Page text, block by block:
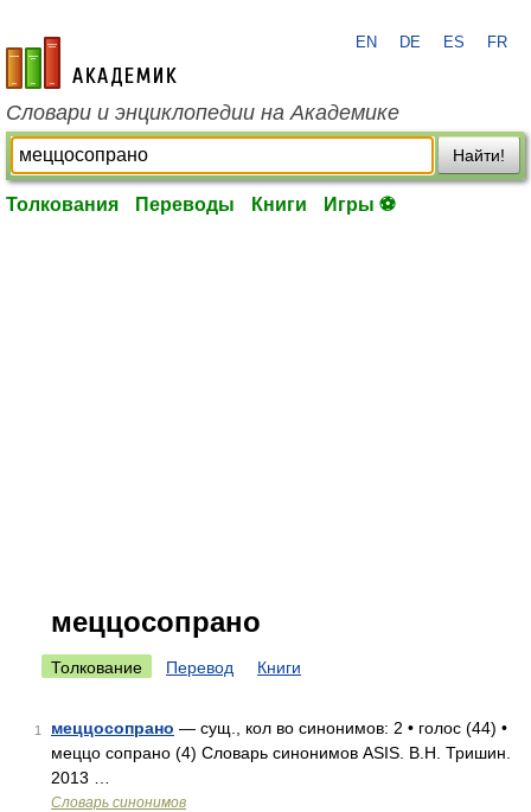
academic.ru
EN DE ES FR
Словари и энциклопедии на Академике
Найти!
Толкования Переводы Книги Игры ⚽
меццосопрано
Толкование Перевод Книги
1 меццосопрано — сущ., кол во синонимов: 2 • голос (44) •
меццо сопрано (4) Словарь синонимов ASIS. В.Н. Тришин.
2013 …
Словарь синонимов